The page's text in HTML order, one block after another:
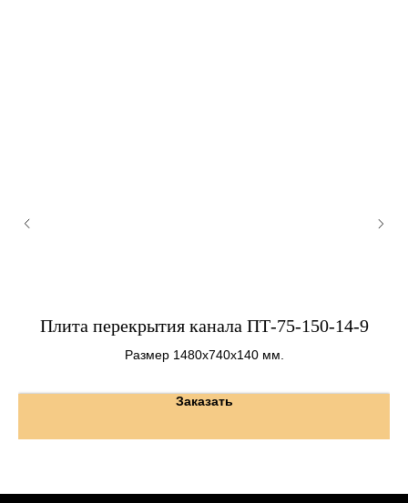
Плита перекрытия канала ПТ-75-150-14-9
Размер 1480х740х140 мм.
Заказать